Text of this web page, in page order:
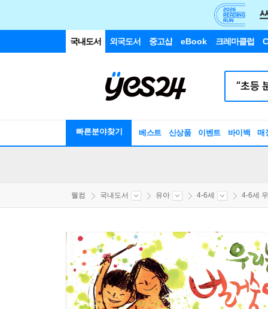
국내도서 외국도서 중고샵 eBook 크레마클럽
빠른분야찾기 베스트 신상품 이벤트 바이백 매
웰컴 국내도서 유아 4-6세 4-6세